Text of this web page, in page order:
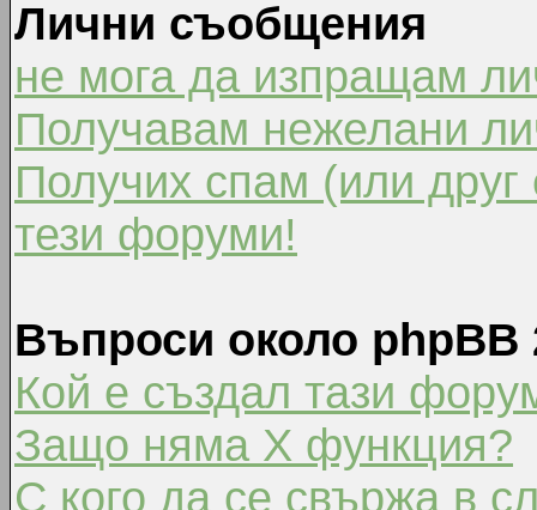
Лични съобщения
не мога да изпращам
Получавам нежелани
Получих спам (или
тези форуми!
Въпроси около phpBB
Кой е създал тази
Защо няма X функция?
С кого да се свържа в